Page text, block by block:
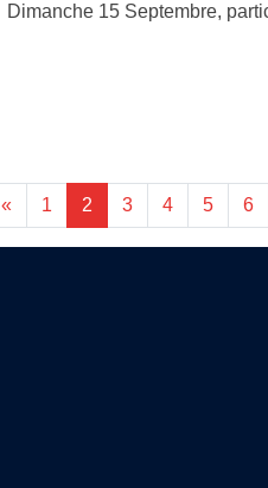
Dimanche 15 Septembre,
« 1 2 3 4 5 6